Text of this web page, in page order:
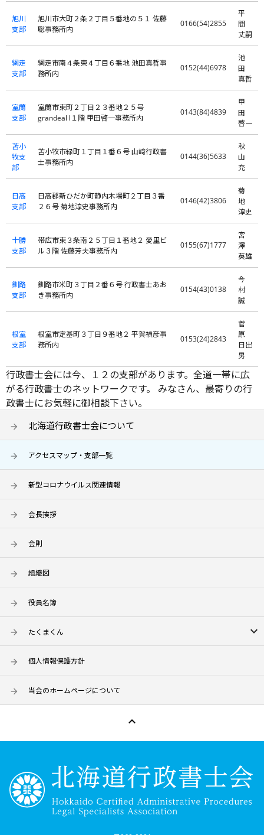
旭川
支部
旭川市大町２条２丁目５番地の５１ 佐藤
聡事務所内
0166(54)2855
平
間
丈嗣
網走
支部
網走市南４条東４丁目６番地 池田真哲事
務所内
0152(44)6978
池
田
真哲
室蘭
支部
室蘭市東町２丁目２３番地２５号
grandeal Ⅰ１階 甲田啓一事務所内
0143(84)4839
甲
田
啓一
苫小
牧支
部
苫小牧市緑町１丁目１番６号 山﨑行政書
士事務所内
0144(36)5633
秋
山
充
日高
支部
日高郡新ひだか町静内木場町２丁目３番
２６号 菊地淳史事務所内
0146(42)3806
菊
地
淳史
十勝
支部
帯広市東３条南２５丁目１番地２ 愛里ビ
ル３階 佐藤芳夫事務所内
0155(67)1777
宮
澤
英雄
釧路
支部
釧路市米町３丁目２番６号 行政書士あお
き事務所内
0154(43)0138
今
村
誠
根室
支部
根室市定基町３丁目９番地２ 平賀禎彦事
務所内
0153(24)2843
菅
原
日出
男
行政書士会には今、１２の支部があります。全道一帯に広
がる行政書士のネットワークです。 みなさん、最寄りの行
政書士にお気軽に御相談下さい。
北海道行政書士会について
アクセスマップ・支部一覧
新型コロナウイルス関連情報
会長挨拶
会則
組織図
役員名簿
たくまくん keyboard_arrow_down
個人情報保護方針
当会のホームページについて
